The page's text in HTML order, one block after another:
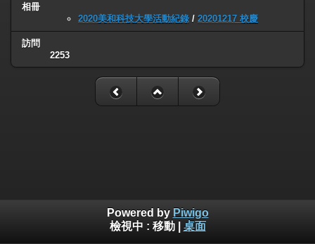
相冊
2020美和科技大學活動紀錄 / 20201217 校慶
訪問
2253
Powered by Piwigo
檢視中 : 移動| 桌面